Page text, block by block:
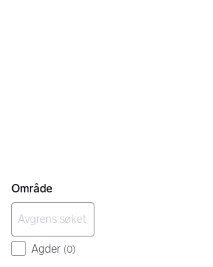
Område
Agder (0)